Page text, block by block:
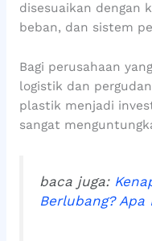
disesuaikan dengan
beban, dan sistem
Bagi perusahaan
logistik dan
plastik menjadi
sangat
baca juga:
Berlubang?